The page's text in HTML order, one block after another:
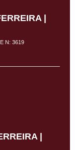
|
N: 3619
|